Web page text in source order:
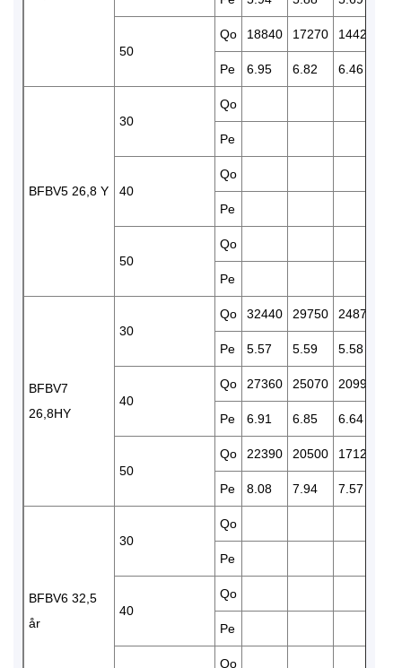
50
Qo 18840 17270 14420
Pe 6.95 6.82 6.46
BFBV5 26,8 Y
30
Qo
Pe
40
Qo
Pe
50
Qo
Pe
BFBV7
26,8HY
30
Qo 32440 29750 24870
Pe 5.57 5.59 5.58
40
Qo 27360 25070 20990
Pe 6.91 6.85 6.64
50
Qo 22390 20500 17120
Pe 8.08 7.94 7.57
BFBV6 32,5
år
30
Qo
Pe
40
Qo
Pe
Qo